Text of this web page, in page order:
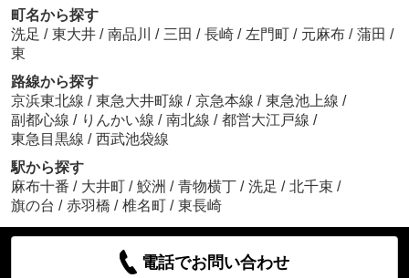
町名から探す
洗足 / 東大井 / 南品川 / 三田 / 長崎 / 左門町 / 元麻布 / 蒲田 /
東
路線から探す
京浜東北線 / 東急大井町線 / 京急本線 / 東急池上線 /
副都心線 / りんかい線 / 南北線 / 都営大江戸線 /
東急目黒線 / 西武池袋線
駅から探す
麻布十番 / 大井町 / 鮫洲 / 青物横丁 / 洗足 / 北千束 /
旗の台 / 赤羽橋 / 椎名町 / 東長崎
電話でお問い合わせ